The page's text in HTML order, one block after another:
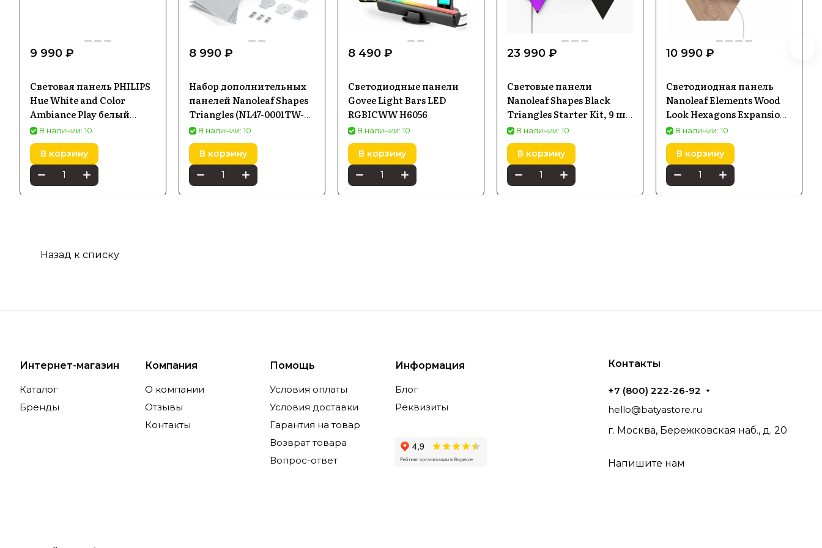
9 990 ₽
Световая панель PHILIPS
Hue White and Color
Ambiance Play белый
7820331P7
В наличии: 10
В корзину
8 990 ₽
Набор дополнительных
панелей Nanoleaf Shapes
Triangles (NL47-0001TW-
3PK)В наличии: 10
В корзину
8 490 ₽
Светодиодные панели
Govee Light Bars LED
RGBICWW H6056
В наличии: 10
В корзину
23 990 ₽
Световые панели
Nanoleaf Shapes Black
Triangles Starter Kit, 9 шт
(NL47-0102TW-9PK)
В наличии: 10
В корзину
10 990 ₽
Светодиодная панель
Nanoleaf Elements Wood
Look Hexagons Expansion
Pack (3 панели) NL52-E-
0001HB-3PK
В наличии: 10
В корзину
Назад к списку
Интернет-магазин
Каталог
Бренды
Компания
О компании
Отзывы
Контакты
Помощь
Условия оплаты
Условия доставки
Гарантия на товар
Возврат товара
Вопрос-ответ
Информация
Блог
Реквизиты
Контакты
+7 (800) 222-26-92
hello@batyastore.ru
г. Москва, Бережковская наб., д. 20
Напишите нам